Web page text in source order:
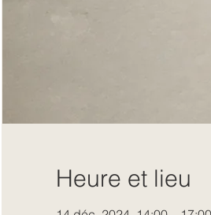
Heure et lieu